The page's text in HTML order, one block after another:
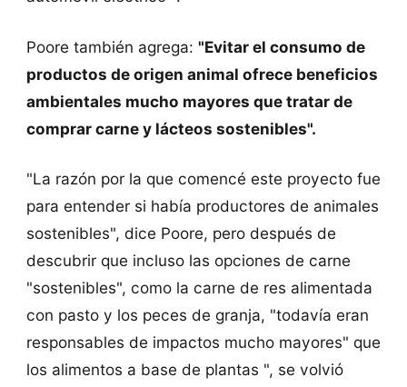
Poore también agrega: "Evitar el consumo de
productos de origen animal ofrece beneficios
ambientales mucho mayores que tratar de
comprar carne y lácteos sostenibles".
"La razón por la que comencé este proyecto fue
para entender si había productores de animales
sostenibles", dice Poore, pero después de
descubrir que incluso las opciones de carne
"sostenibles", como la carne de res alimentada
con pasto y los peces de granja, "todavía eran
responsables de impactos mucho mayores" que
los alimentos a base de plantas ", se volvió